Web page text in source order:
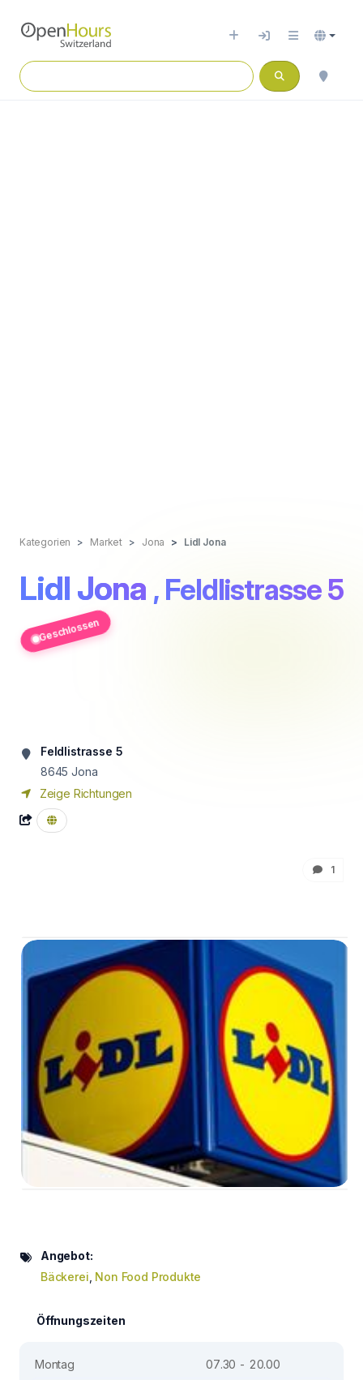
Kategorien Market Jona Lidl Jona
Lidl Jona , Feldlistrasse 5
Geschlossen
Feldlistrasse 5
8645 Jona
Zeige Richtungen
1
Angebot:
Bäckerei Non Food Produkte
Öffnungszeiten
Montag
07.30 - 20.00